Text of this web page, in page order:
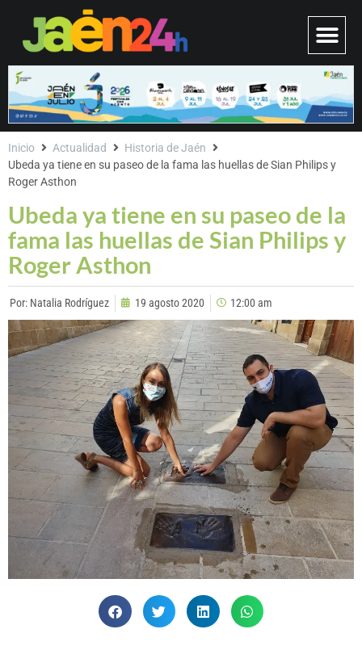
Ubeda ya tiene en su paseo de la
fama las huellas de Sian Philips y
Roger Asthon
Inicio Actualidad
Historia de Jaén
Ubeda ya tiene en su paseo de la fama las huellas de Sian Philips y
Roger Asthon
Por: Natalia Rodríguez 19 agosto 2020 12:00 am